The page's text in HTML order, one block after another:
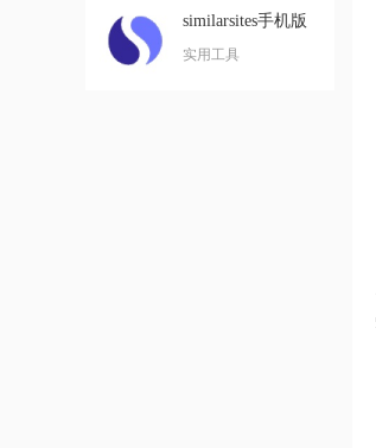
similarsites手机版
实用工具